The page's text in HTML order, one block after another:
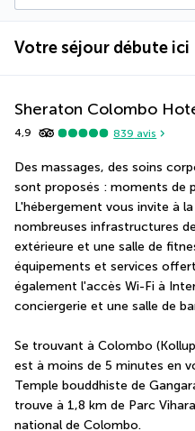
Votre séjour débute ici
Sheraton Colombo
4,9 839 avis
Des massages, des soins
sont proposés : moments de
L'hébergement vous invite à
nombreuses infrastructures
extérieure et une salle de
équipements et services
également l'accès Wi-Fi à
conciergerie et une salle de
Se trouvant à Colombo
est à moins de 5 minutes en
Temple bouddhiste de
trouve à 1,8 km de Parc
national de Colombo.